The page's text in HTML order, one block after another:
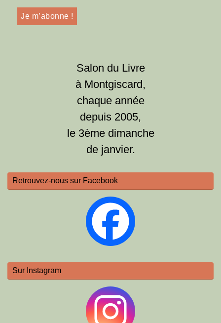
Salon du Livre
à Montgiscard,
chaque année
depuis 2005,
le 3ème dimanche
de janvier.
Retrouvez-nous sur Facebook
Sur Instagram